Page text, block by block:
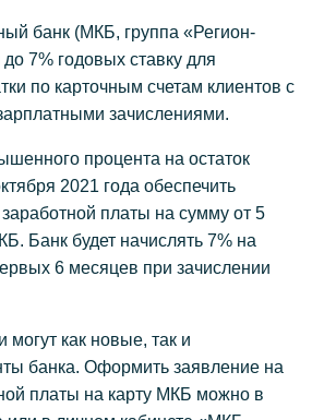
банк (МКБ, группа «Регион-
7% годовых ставку для
по карточным счетам клиентов с
зачислениями.
процента на остаток
2021 года обеспечить
платы на сумму от 5
Банк будет начислять 7% на
6 месяцев при зачислении
могут как новые, так и
банка. Оформить заявление на
платы на карту МКБ можно в